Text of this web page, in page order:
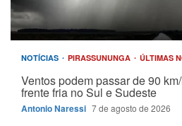
NOTÍCIAS PIRASSUNUNGA ÚLTIMAS
Ventos podem passar de 90
frente fria no Sul e Sudeste
Antonio Naressi 7 de agosto de 2026